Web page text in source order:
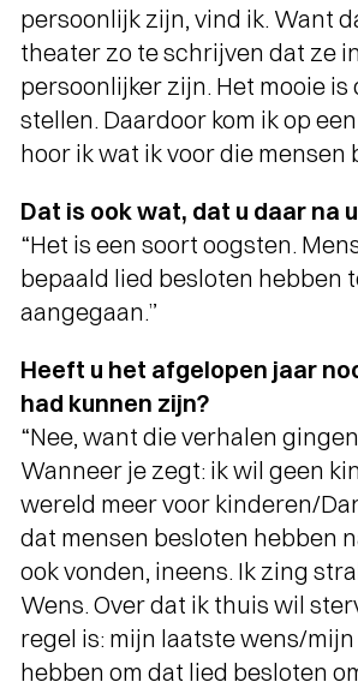
JE NIET WAT
GEBEURDE -
met de Jacksons na
eeuw weer in
persoonlijk zijn, vind ik. Want
theater zo te schrijven dat ze
persoonlijker zijn. Het mooie is
stellen. Daardoor kom ik op
hoor ik wat ik voor die mensen
Dat is ook wat, dat u daar
“Het is een soort oogsten.
bepaald lied besloten hebben
aangegaan.”
Heeft u het afgelopen jaar
had kunnen zijn?
“Nee, want die verhalen
Wanneer je zegt: ik wil geen
wereld meer voor kinderen/
dat mensen besloten hebben
ook vonden, ineens. Ik zing
Wens. Over dat ik thuis wil
regel is: mijn laatste wens/
hebben om dat lied besloten